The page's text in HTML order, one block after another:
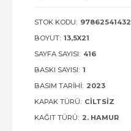
STOK KODU:
BOYUT: 13,5X21
SAYFA SAYISI: 416
BASKI SAYISI: 1
BASIM TARIHI: 2023
KAPAK TÜRÜ: CILTSIZ
KAĞIT TÜRÜ: 2. HAMUR